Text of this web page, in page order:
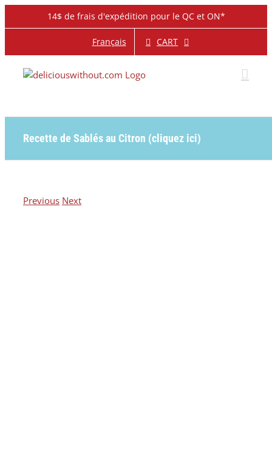
to
14$ de frais d'expédition pour le QC et ON*
Français CART
Recette de Sablés au Citron (cliquez ici)
Previous Next